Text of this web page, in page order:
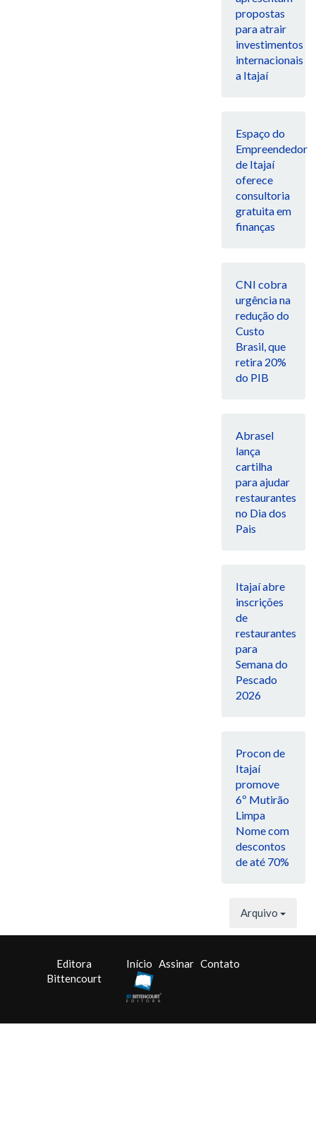
propostas
para atrair
investimentos
internacionais
a Itajaí
Espaço do
Empreendedor
de Itajaí
oferece
consultoria
gratuita em
finanças
CNI cobra
urgência na
redução do
Custo
Brasil, que
retira 20%
do PIB
Abrasel
lança
cartilha
para ajudar
restaurantes
no Dia dos
Pais
Itajaí abre
inscrições
de
restaurantes
para
Semana do
Pescado
2026
Procon de
Itajaí
promove
6º Mutirão
Limpa
Nome com
descontos
de até 70%
Arquivo
Editora
Bittencourt
Início Assinar Contato